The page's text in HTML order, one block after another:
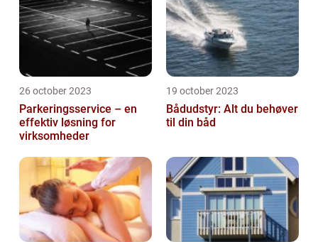
26 october 2023
Parkeringsservice – en
effektiv løsning for
virksomheder
19 october 2023
Bådudstyr: Alt du behøver
til din båd